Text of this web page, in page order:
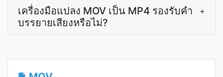
เครื่องมือแปลง MOV เป็น MP4 รองรับคำ
บรรยายเสียงหรือไม่?
+